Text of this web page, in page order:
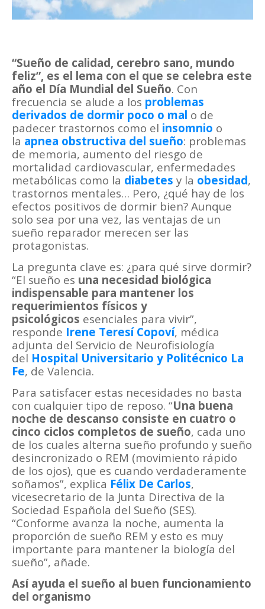
“Sueño de calidad, cerebro sano, mundo
feliz”, es el lema con el que se celebra este
año el Día Mundial del Sueño. Con
frecuencia se alude a los problemas
derivados de dormir poco o mal o de
padecer trastornos como el insomnio o
la apnea obstructiva del sueño: problemas
de memoria, aumento del riesgo de
mortalidad cardiovascular, enfermedades
metabólicas como la diabetes y la obesidad,
trastornos mentales… Pero, ¿qué hay de los
efectos positivos de dormir bien? Aunque
solo sea por una vez, las ventajas de un
sueño reparador merecen ser las
protagonistas.
La pregunta clave es: ¿para qué sirve dormir?
“El sueño es una necesidad biológica
indispensable para mantener los
requerimientos físicos y
psicológicos esenciales para vivir”,
responde Irene Teresí Copoví, médica
adjunta del Servicio de Neurofisiología
del Hospital Universitario y Politécnico La
Fe, de Valencia.
Para satisfacer estas necesidades no basta
con cualquier tipo de reposo. “Una buena
noche de descanso consiste en cuatro o
cinco ciclos completos de sueño, cada uno
de los cuales alterna sueño profundo y sueño
desincronizado o REM (movimiento rápido
de los ojos), que es cuando verdaderamente
soñamos”, explica Félix De Carlos,
vicesecretario de la Junta Directiva de la
Sociedad Española del Sueño (SES).
“Conforme avanza la noche, aumenta la
proporción de sueño REM y esto es muy
importante para mantener la biología del
sueño”, añade.
Así ayuda el sueño al buen funcionamiento
del organismo